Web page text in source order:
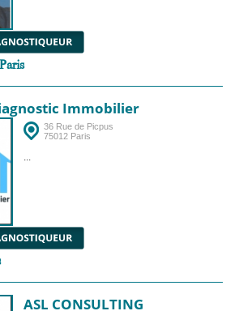
Immobilier
36 Rue de Picpus
75012 Paris
...
ASL CONSULTING